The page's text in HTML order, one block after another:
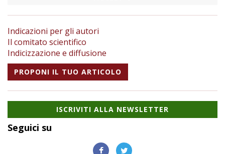
Indicazioni per gli autori
Il comitato scientifico
Indicizzazione e diffusione
PROPONI IL TUO ARTICOLO
ISCRIVITI ALLA NEWSLETTER
Seguici su